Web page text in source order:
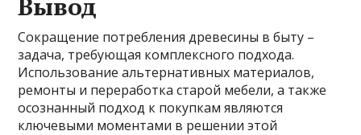
Сокращение потребления древесины в быту –
задача, требующая комплексного подхода.
Использование альтернативных материалов,
ремонты и переработка старой мебели, а также
осознанный подход к покупкам являются
ключевыми моментами в решении этой